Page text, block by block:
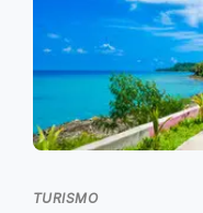
TURISMO